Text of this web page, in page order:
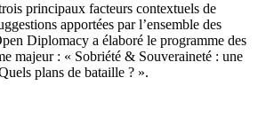
principaux facteurs contextuels de
apportées par l’ensemble des
Diplomacy a élaboré le programme des
majeur : « Sobriété & Souveraineté : une
plans de bataille ? ».